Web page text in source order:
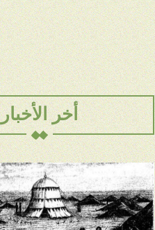
أخر الأخبار